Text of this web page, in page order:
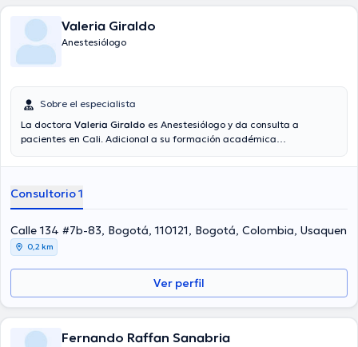
Valeria Giraldo
Anestesiólogo
Sobre el especialista
La doctora Valeria Giraldo es Anestesiólogo y da consulta a
pacientes en Cali. Adicional a su formación académica
área de especialidad. La profesional de la salud tiene numerosos
desempeñado como miembro de diversas asociaciones médicas.
Valeria Giraldo ha compartido en innumerables conferencias con la
intención de tener una formación continua en su ámbito de
especialización y ha difundido diferentes artículos. Su consulta
opcionalmente se puede llevar a cabo en Español.
Consultorio 1
Calle 134 #7b-83, Bogotá, 110121, Bogotá, Colombia, Usaquen
0,2 km
Ver perfil
Fernando Raffan Sanabria